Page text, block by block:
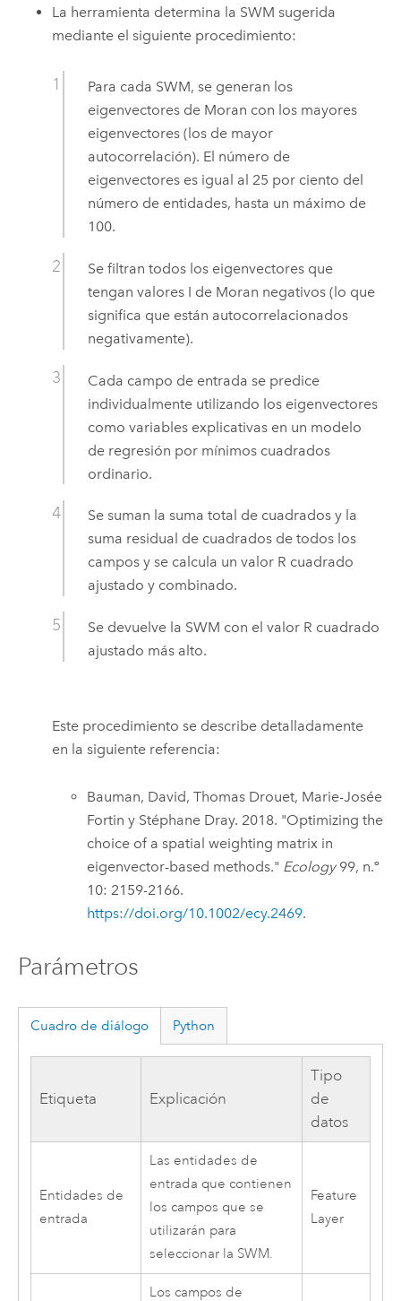
La herramienta determina la SWM sugerida
mediante el siguiente procedimiento:
Para cada SWM, se generan los
eigenvectores de Moran con los mayores
eigenvectores (los de mayor
autocorrelación). El número de
eigenvectores es igual al 25 por ciento del
número de entidades, hasta un máximo de
100.
Se filtran todos los eigenvectores que
tengan valores I de Moran negativos (lo que
significa que están autocorrelacionados
negativamente).
Cada campo de entrada se predice
individualmente utilizando los eigenvectores
como variables explicativas en un modelo
de regresión por mínimos cuadrados
ordinario.
Se suman la suma total de cuadrados y la
suma residual de cuadrados de todos los
campos y se calcula un valor R cuadrado
ajustado y combinado.
Se devuelve la SWM con el valor R cuadrado
ajustado más alto.
Este procedimiento se describe detalladamente
en la siguiente referencia:
Bauman, David, Thomas Drouet, Marie-Josée
Fortin y Stéphane Dray. 2018. "Optimizing the
choice of a spatial weighting matrix in
eigenvector-based methods." Ecology99, n.º
10: 2159-2166.
https://doi.org/10.1002/ecy.2469.
Parámetros
Cuadro de diálogo Python
Etiqueta Explicación
Tipo
de
datos
Entidades de
entrada
Las entidades de
entrada que contienen
los campos que se
utilizarán para
seleccionar la SWM.
Feature
Layer
Los campos de